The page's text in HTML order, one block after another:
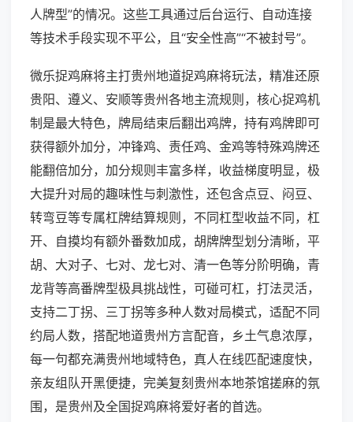
人牌型”的情况。这些工具通过后台运行、自动连接
等技术手段实现不平公，且“安全性高”“不被封号”。
微乐捉鸡麻将主打贵州地道捉鸡麻将玩法，精准还原
贵阳、遵义、安顺等贵州各地主流规则，核心捉鸡机
制是最大特色，牌局结束后翻出鸡牌，持有鸡牌即可
获得额外加分，冲锋鸡、责任鸡、金鸡等特殊鸡牌还
能翻倍加分，加分规则丰富多样，收益梯度明显，极
大提升对局的趣味性与刺激性，还包含点豆、闷豆、
转弯豆等专属杠牌结算规则，不同杠型收益不同，杠
开、自摸均有额外番数加成，胡牌牌型划分清晰，平
胡、大对子、七对、龙七对、清一色等分阶明确，青
龙背等高番牌型极具挑战性，可碰可杠，打法灵活，
支持二丁拐、三丁拐等多种人数对局模式，适配不同
约局人数，搭配地道贵州方言配音，乡土气息浓厚，
每一句都充满贵州地域特色，真人在线匹配速度快，
亲友组队开黑便捷，完美复刻贵州本地茶馆搓麻的氛
围，是贵州及全国捉鸡麻将爱好者的首选。